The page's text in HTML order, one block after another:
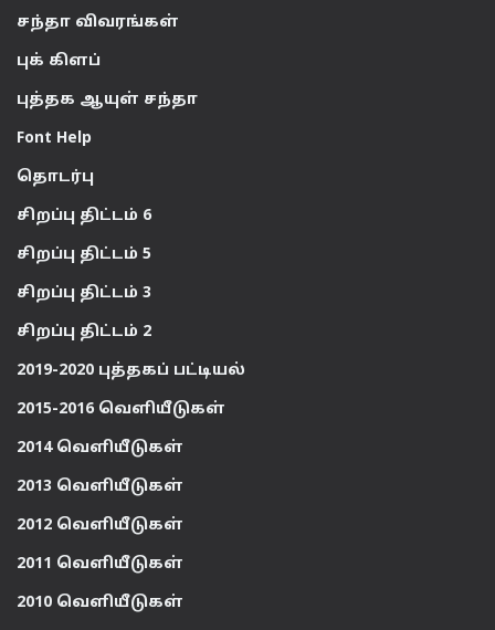
சந்தா விவரங்கள்
புக் கிளப்
புத்தக ஆயுள் சந்தா
Font Help
தொடர்பு
சிறப்பு திட்டம் 6
சிறப்பு திட்டம் 5
சிறப்பு திட்டம் 3
சிறப்பு திட்டம் 2
2019-2020 புத்தகப் பட்டியல்
2015-2016 வெளியீடுகள்
2014 வெளியீடுகள்
2013 வெளியீடுகள்
2012 வெளியீடுகள்
2011 வெளியீடுகள்
2010 வெளியீடுகள்